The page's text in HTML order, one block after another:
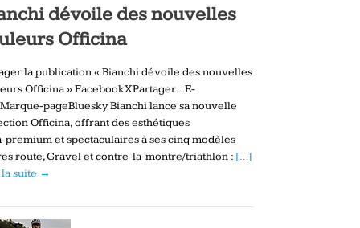
dévoile des nouvelles
Officina
la publication « Bianchi dévoile des nouvelles
Officina » FacebookXPartager…E-
pageBluesky Bianchi lance sa nouvelle
Officina, offrant des esthétiques
et spectaculaires à ses cinq modèles
route, Gravel et contre‑la‑montre/triathlon : […]
suite →